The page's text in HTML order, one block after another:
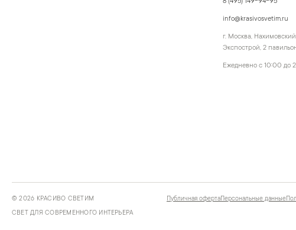
8 (495) 149-94-95
info@krasivosvetim.ru
г. Москва,
Экспострой, 2
Ежедневно с 10:00 до
©2026 КРАСИВО СВЕТИМ
СВЕТ ДЛЯ СОВРЕМЕННОГО ИНТЕРЬЕРА
Публичная офертаПерсональные данные